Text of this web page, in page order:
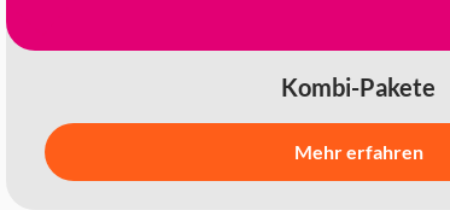
Kombi-Pakete
Mehr erfahren